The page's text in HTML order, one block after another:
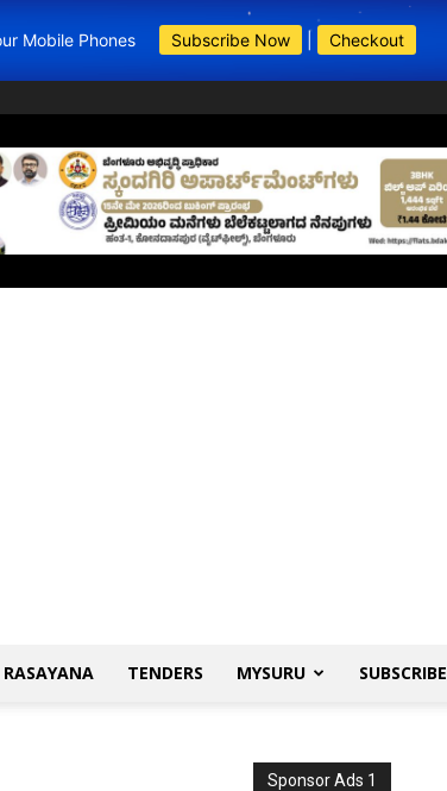
Mobile Phones Subscribe Now Checkout
BDA Apartments
RASAYANA TENDERS MYSURU SUBSCRIBE
Sponsor Ads 1